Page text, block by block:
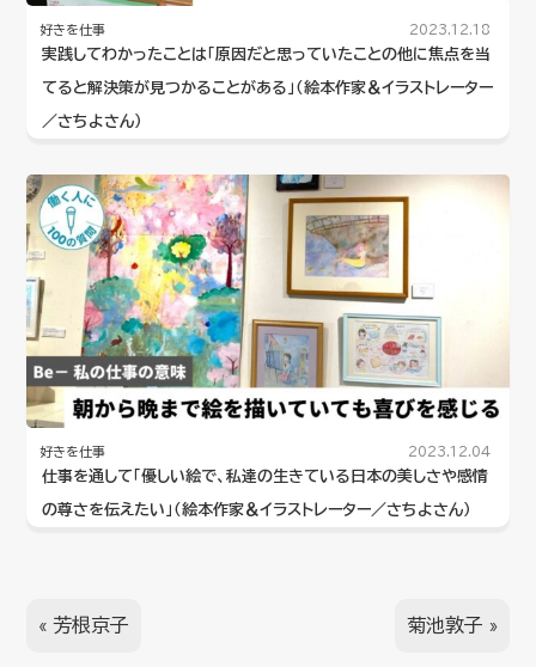
好きを仕事 2023.12.18
実践してわかったことは「原因だと思っていたことの他に焦点を当
てると解決策が見つかることがある」（絵本作家＆イラストレーター
／さちよさん）
好きを仕事 2023.12.04
仕事を通して「優しい絵で、私達の生きている日本の美しさや感情
の尊さを伝えたい」（絵本作家＆イラストレーター／さちよさん）
«芳根京子 菊池敦子 »